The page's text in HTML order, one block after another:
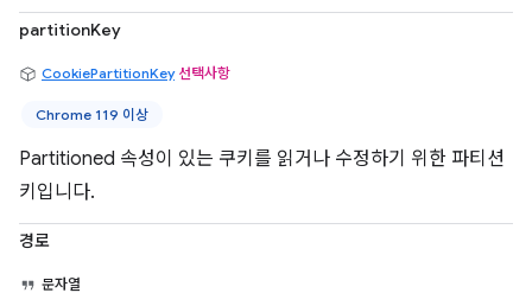
partitionKey
CookiePartitionKey 선택사항
Chrome 119 이상
Partitioned 속성이 있는 쿠키를 읽거나 수정하기 위한 파티션
키입니다.
경로
문자열